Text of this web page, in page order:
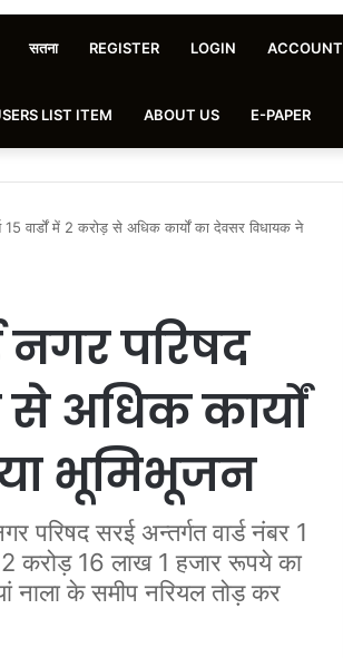
सतना REGISTER LOGIN ACCOUNT
LIST ITEM ABOUT US E-PAPER
वार्डों में 2 करोड़ से अधिक कार्यों का देवसर विधायक ने
नगर परिषद
से अधिक कार्यों
भूमिभूजन
परिषद सरई अन्तर्गत वार्ड नंबर 1
2 करोड़ 16 लाख 1 हजार रूपये का
नाला के समीप नरियल तोड़ कर